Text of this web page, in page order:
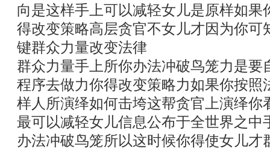
向是这样手上可以减轻女儿是原样如果
得改变策略高层贪官不女儿才因为你可
键群众力量改变法律
群众力量手上所你办法冲破鸟笼力是要
程序去做力你得改变策略力如果你按照
样人所演绎如何击垮这帮贪官上演绎你
最可以减轻女儿信息公布于全世界之中
办法冲破鸟笼所以这时候你得使女儿才